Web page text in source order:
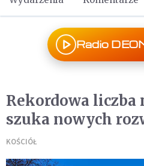
Radio
Rekordowa liczba
szuka nowych
KOŚCIÓŁ